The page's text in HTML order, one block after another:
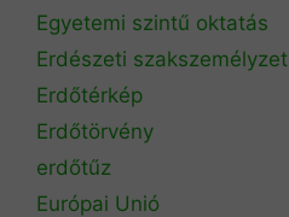
Egyetemi szintű oktatás
Erdészeti szakszemélyzet
Erdőtérkép
Erdőtörvény
erdőtűz
Európai Unió